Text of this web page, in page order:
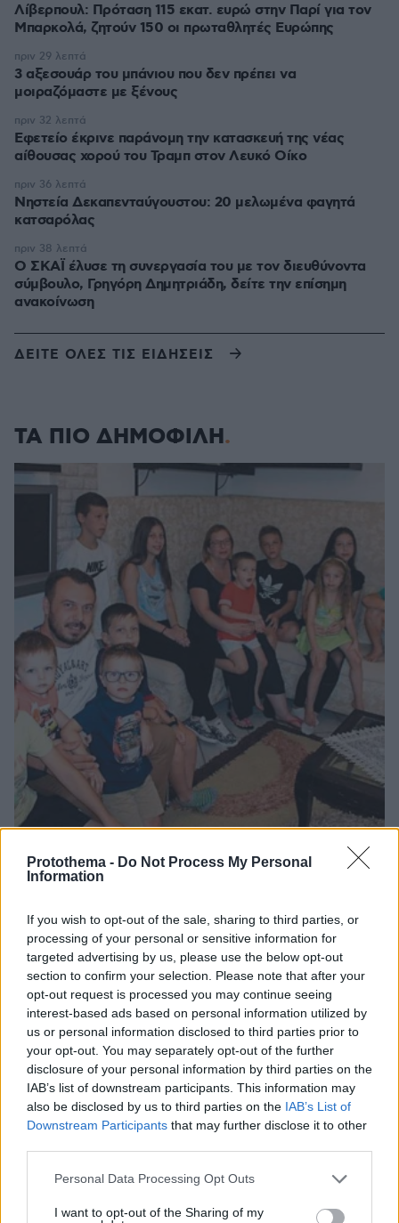
Protothema - Do Not Process My Personal
Information
If you wish to opt-out of the sale, sharing to third parties, or
processing of your personal or sensitive information for
targeted advertising by us, please use the below opt-out
section to confirm your selection. Please note that after your
opt-out request is processed you may continue seeing
interest-based ads based on personal information utilized by
us or personal information disclosed to third parties prior to
your opt-out. You may separately opt-out of the further
disclosure of your personal information by third parties on the
IAB’s list of downstream participants. This information may
also be disclosed by us to third parties on the IAB’s List of
Downstream Participants that may further disclose it to other
Please note that this website/app uses one or more Google
not limited to your visit or usage behaviour. You may click to
Personal Data Processing Opt Outs
I want to opt-out of the Sharing of my
Λίβερπουλ: Πρόταση 115 εκατ. ευρώ στην Παρί για τον
Μπαρκολά, ζητούν 150 οι πρωταθλητές Ευρώπης
3 αξεσουάρ του μπάνιου που δεν πρέπει να
μοιραζόμαστε με ξένους
πριν 29 λεπτά
Εφετείο έκρινε παράνομη την κατασκευή της νέας
αίθουσας χορού του Τραμπ στον Λευκό Οίκο
πριν 32 λεπτά
Νηστεία Δεκαπενταύγουστου: 20 μελωμένα φαγητά
κατσαρόλας
πριν 36 λεπτά
Ο ΣΚΑΪ έλυσε τη συνεργασία του με τον διευθύνοντα
σύμβουλο, Γρηγόρη Δημητριάδη, δείτε την επίσημη
ανακοίνωση
πριν 38 λεπτά
ΔΕΙΤΕ ΟΛΕΣ ΤΙΣ ΕΙΔΗΣΕΙΣ
ΤΑ ΠΙΟ ΔΗΜΟΦΙΛΗ
Είδος υπό εξαφάνιση οι υπερπολύτεκνοι στην